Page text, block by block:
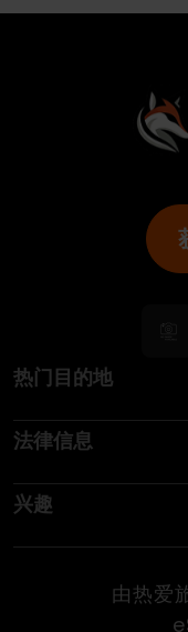
热门目的地
法律信息
兴趣
由热爱